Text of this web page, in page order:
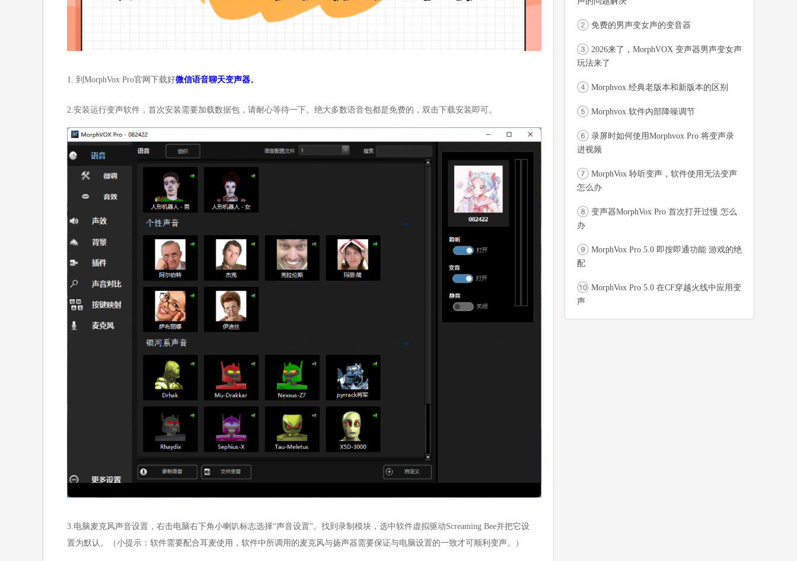
1. 到MorphVox Pro官网下载好微信语音聊天变声器。
2.安装运行变声软件，首次安装需要加载数据包，请耐心等待一下。绝大多数语音包都是免费的，双击下载安装即可。
3.电脑麦克风声音设置，右击电脑右下角小喇叭标志选择“声音设置”。找到录制模块，选中软件虚拟驱动Screaming Bee并把它设
置为默认。（小提示：软件需要配合耳麦使用，软件中所调用的麦克风与扬声器需要保证与电脑设置的一致才可顺利变声。）
免费的男声变女声的变音器
2026来了，MorphVOX 变声器男声变女声
玩法来了
Morphvox 经典老版本和新版本的区别
Morphvox 软件内部降噪调节
录屏时如何使用Morphvox Pro 将变声录
进视频
MorphVox 聆听变声，软件使用无法变声
怎么办
变声器MorphVox Pro 首次打开过慢 怎么
办
MorphVox Pro 5.0 即按即通功能 游戏的绝
配
MorphVox Pro 5.0 在CF穿越火线中应用变
声